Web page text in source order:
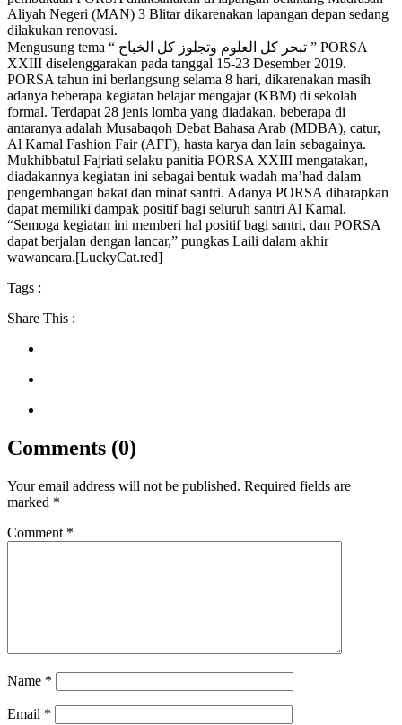
Aliyah Negeri (MAN) 3 Blitar dikarenakan lapangan depan sedang
dilakukan renovasi.
Mengusung tema “ تبحر كل العلوم وتجلوز كل الخباح ” PORSA
XXIII diselenggarakan pada tanggal 15-23 Desember 2019.
PORSA tahun ini berlangsung selama 8 hari, dikarenakan masih
adanya beberapa kegiatan belajar mengajar (KBM) di sekolah
formal. Terdapat 28 jenis lomba yang diadakan, beberapa di
antaranya adalah Musabaqoh Debat Bahasa Arab (MDBA), catur,
Al Kamal Fashion Fair (AFF), hasta karya dan lain sebagainya.
Mukhibbatul Fajriati selaku panitia PORSA XXIII mengatakan,
diadakannya kegiatan ini sebagai bentuk wadah ma’had dalam
pengembangan bakat dan minat santri. Adanya PORSA diharapkan
dapat memiliki dampak positif bagi seluruh santri Al Kamal.
“Semoga kegiatan ini memberi hal positif bagi santri, dan PORSA
dapat berjalan dengan lancar,” pungkas Laili dalam akhir
wawancara.[LuckyCat.red]
Tags :
Share This :
Comments (0)
Your email address will not be published. Required fields are
marked *
Comment *
Name *
Email *